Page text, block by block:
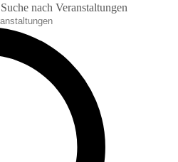
nach Veranstaltungen